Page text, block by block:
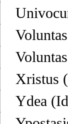
Voluntas
Voluntas
Xristus
Ydea